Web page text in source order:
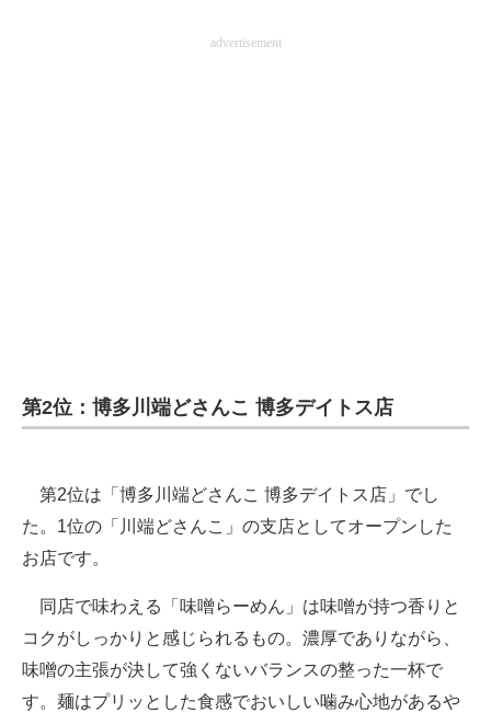
advertisement
第2位：博多川端どさんこ 博多デイトス店
第2位は「博多川端どさんこ 博多デイトス店」でし
た。1位の「川端どさんこ」の支店としてオープンした
お店です。
同店で味わえる「味噌らーめん」は味噌が持つ香りと
コクがしっかりと感じられるもの。濃厚でありながら、
味噌の主張が決して強くないバランスの整った一杯で
す。麺はプリッとした食感でおいしい噛み心地があるや